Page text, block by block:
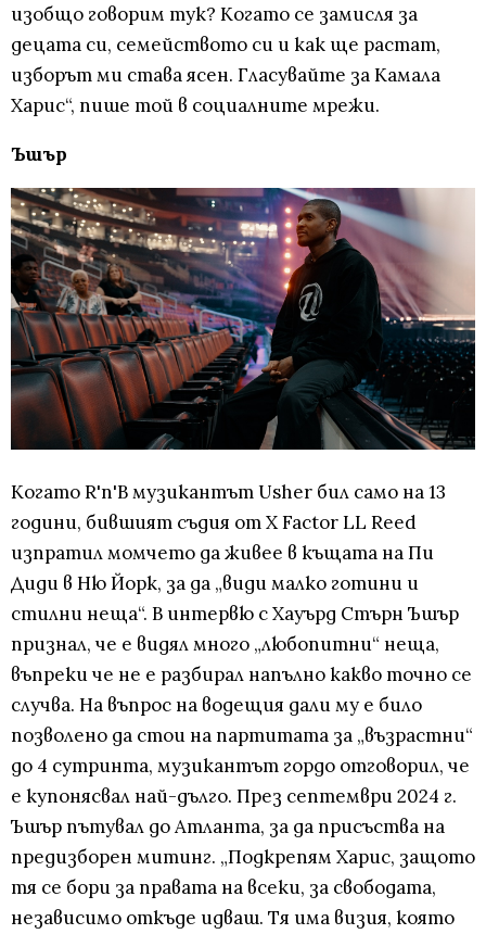
изобщо говорим тук? Когато се замисля за
децата си, семейството си и как ще растат,
изборът ми става ясен. Гласувайте за Камала
Харис“, пише той в социалните мрежи.
Ъшър
Когато R'n'B музикантът Usher бил само на 13
години, бившият съдия от X Factor LL Reed
изпратил момчето да живее в къщата на Пи
Диди в Ню Йорк, за да „види малко готини и
стилни неща“. В интервю с Хауърд Стърн Ъшър
признал, че е видял много „любопитни“ неща,
въпреки че не е разбирал напълно какво точно се
случва. На въпрос на водещия дали му е било
позволено да стои на партитата за „възрастни“
до 4 сутринта, музикантът гордо отговорил, че
е купонясвал най-дълго. През септември 2024 г.
Ъшър пътувал до Атланта, за да присъства на
предизборен митинг. „Подкрепям Харис, защото
тя се бори за правата на всеки, за свободата,
независимо откъде идваш. Тя има визия, която